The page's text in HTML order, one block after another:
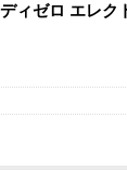
ィゼロ エレク